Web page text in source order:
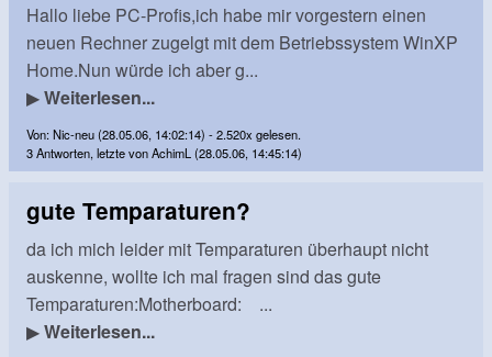
Hallo liebe PC-Profis,ich habe mir vorgestern einen
neuen Rechner zugelgt mit dem Betriebssystem WinXP
Home.Nun würde ich aber g...
▶Weiterlesen...
Von: Nic-neu (28.05.06, 14:02:14) - 2.520x gelesen.
3 Antworten, letzte von AchimL (28.05.06, 14:45:14)
gute Temparaturen?
da ich mich leider mit Temparaturen überhaupt nicht
auskenne, wollte ich mal fragen sind das gute
Temparaturen:Motherboard: ...
▶Weiterlesen...